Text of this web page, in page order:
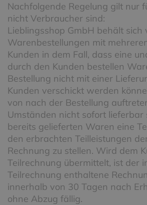
Nachfolgende Regelung gilt nur
nicht Verbraucher sind:
Lieblingsshop GmbH behält sich
Warenbestellungen mit
Kunden in dem Fall, dass eine
durch den Kunden bestellen
Bestellung nicht mit einer
Kunden verschickt werden
von nach der Bestellung
Umständen nicht sofort lieferbar
bereits gelieferten Waren eine
den erbrachten Teilleistungen
Rechnung zu stellen. Wird dem
Teilrechnung übermittelt, ist der
Teilrechnung enthaltene
innerhalb von 30 Tagen nach
ohne Abzug fällig.